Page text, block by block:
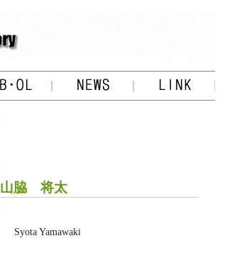
山脇 将太
Syota Yamawaki